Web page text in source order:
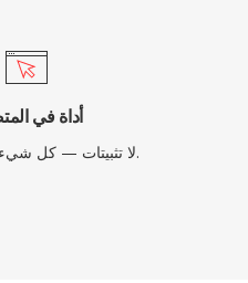
أداة في
لا تثبيتات — كل شيء من المتصفح.